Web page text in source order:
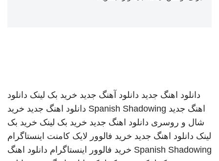
دانلود اهنگ جدید دانلود آهنگ جدید خرید بک لینک دانلود
اهنگ جدید Spanish Shadowing دانلود اهنگ جدید خرید
شال و روسری دانلود اهنگ جدید خرید بک لینک خرید بک
لینک دانلود اهنگ جدید خرید فالوور لایک کامنت اینستاگرام
Spanish Shadowing خرید فالوور اینستاگرام دانلود اهنگ